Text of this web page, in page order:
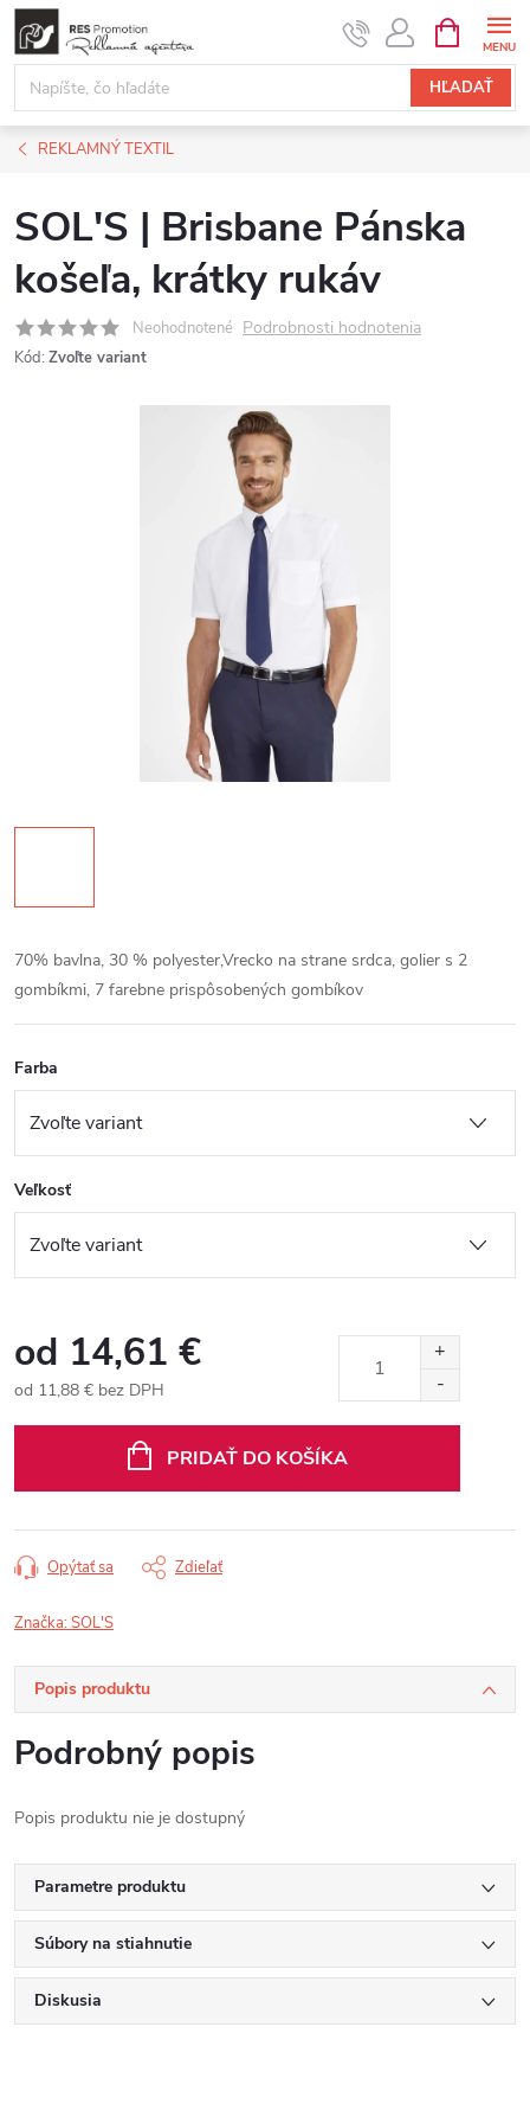
Prejsť
obsah
HĽADAŤ
KOŠÍK
REKLAMNÝ TEXTIL
SOL'S | Brisbane Pánska
košeľa, krátky rukáv
Neohodnotené Podrobnosti hodnotenia
Kód: Zvoľte variant
70% bavlna, 30 % polyester,Vrecko na strane srdca, golier s 2
gombíkmi, 7 farebne prispôsobených gombíkov
Farba
Veľkosť
od 14,61 €
od 11,88 € bez DPH
PRIDAŤ DO KOŠÍKA
Opýtať sa Zdieľať
Značka:SOL'S
Popis produktu
Podrobný popis
Popis produktu nie je dostupný
Parametre produktu
Súbory na stiahnutie
Diskusia